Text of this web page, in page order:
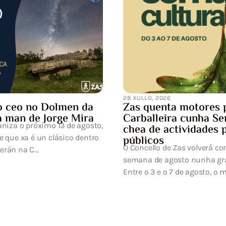
para a
Semana Cultural
para todos os
converter a primeira
programada da
eléctrica
UFD Informa: Estimado/a
efectuar los trabajos de
desarrollo de la red eléctrica